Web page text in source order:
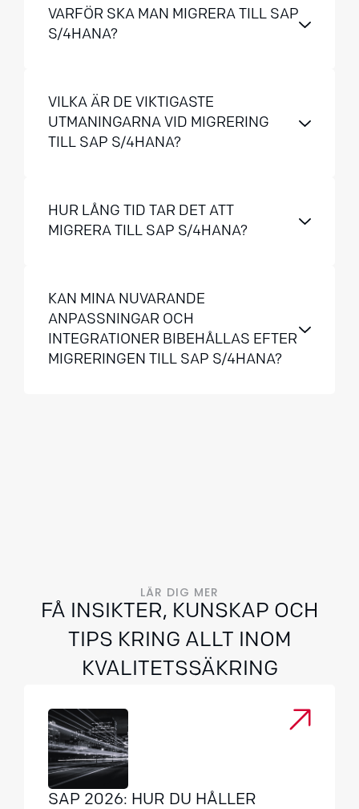
VARFÖR SKA MAN MIGRERA TILL SAP
S/4HANA?
VILKA ÄR DE VIKTIGASTE
UTMANINGARNA VID MIGRERING
TILL SAP S/4HANA?
HUR LÅNG TID TAR DET ATT
MIGRERA TILL SAP S/4HANA?
KAN MINA NUVARANDE
ANPASSNINGAR OCH
INTEGRATIONER BIBEHÅLLAS EFTER
MIGRERINGEN TILL SAP S/4HANA?
LÄR DIG MER
FÅ INSIKTER, KUNSKAP OCH
TIPS KRING ALLT INOM
KVALITETSSÄKRING
SAP 2026: HUR DU HÅLLER